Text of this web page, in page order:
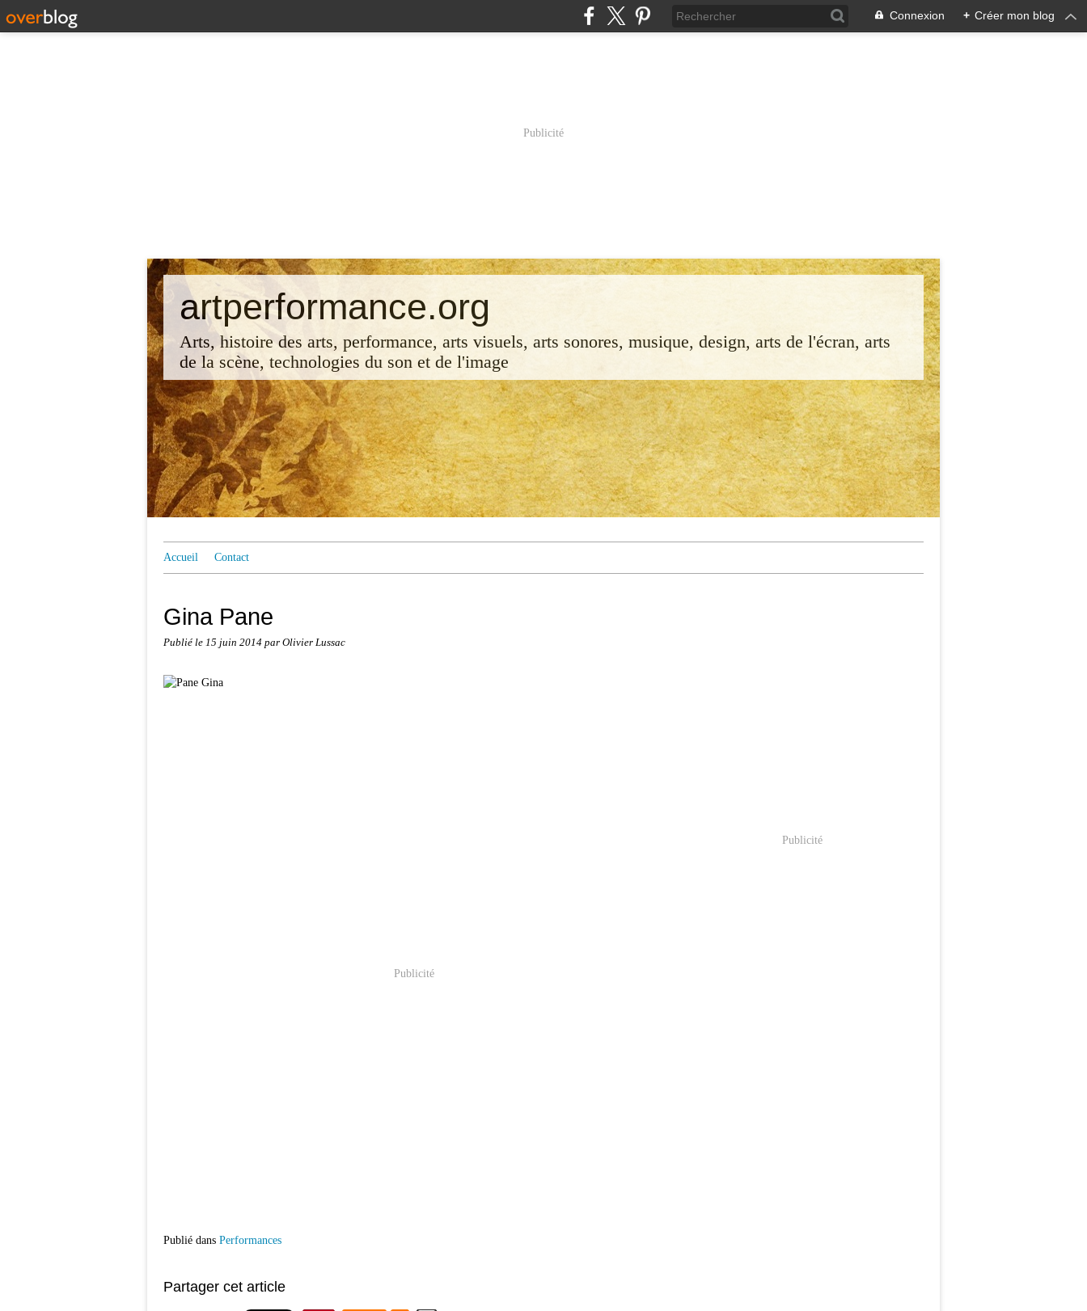
Connexion + Créer mon blog
Publicité
artperformance.org
Arts, histoire des arts, performance, arts visuels, arts sonores, musique, design, arts de l'écran, arts
de la scène, technologies du son et de l'image
Accueil Contact
Gina Pane
Publié le 15 juin 2014 par Olivier Lussac
Publicité
Publié dans Performances
Partager cet article
Publicité